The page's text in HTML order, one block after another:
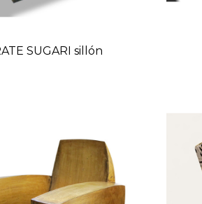
SUGARI sillón